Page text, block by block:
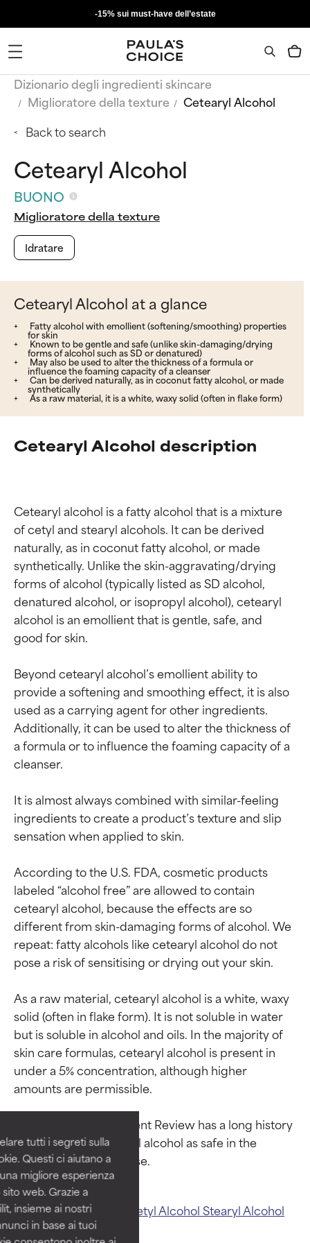
tutti i segreti sulla
Questi ci aiutano a
migliore esperienza
web. Grazie a
insieme ai nostri
in base ai tuoi
-15% sui must-have dell’estate
Dizionario degli ingredienti skincare
Miglioratore della texture
Cetearyl Alcohol
Back to search
Cetearyl Alcohol
BUONO
Miglioratore della texture
Idratare
Cetearyl Alcohol at a glance
Fatty alcohol with emollient (softening/smoothing) properties
for skin
Known to be gentle and safe (unlike skin-damaging/drying
forms of alcohol such as SD or denatured)
May also be used to alter the thickness of a formula or
influence the foaming capacity of a cleanser
Can be derived naturally, as in coconut fatty alcohol, or made
synthetically
As a raw material, it is a white, waxy solid (often in flake form)
Cetearyl Alcohol description
Cetearyl alcohol is a fatty alcohol that is a mixture
of cetyl and stearyl alcohols. It can be derived
naturally, as in coconut fatty alcohol, or made
synthetically. Unlike the skin-aggravating/drying
forms of alcohol (typically listed as SD alcohol,
denatured alcohol, or isopropyl alcohol), cetearyl
alcohol is an emollient that is gentle, safe, and
good for skin.
Beyond cetearyl alcohol’s emollient ability to
provide a softening and smoothing effect, it is also
used as a carrying agent for other ingredients.
Additionally, it can be used to alter the thickness of
a formula or to influence the foaming capacity of a
cleanser.
It is almost always combined with similar-feeling
ingredients to create a product’s texture and slip
sensation when applied to skin.
According to the U.S. FDA, cosmetic products
labeled “alcohol free” are allowed to contain
cetearyl alcohol, because the effects are so
different from skin-damaging forms of alcohol. We
repeat: fatty alcohols like cetearyl alcohol do not
pose a risk of sensitising or drying out your skin.
As a raw material, cetearyl alcohol is a white, waxy
solid (often in flake form). It is not soluble in water
but is soluble in alcohol and oils. In the majority of
skin care formulas, cetearyl alcohol is present in
under a 5% concentration, although higher
amounts are permissible.
The Cosmetic Ingredient Review has a long history
of recognising cetearyl alcohol as safe in the
Related ingredients: Cetyl AlcoholStearyl Alcohol
Fatty AlcoholAlcohol
Valutazione degli
ingredienti
Comprovati e sostenuti da studi
indipendenti. Ingrediente attivo
eccezionale per la maggior
parte dei tipi di pelle o dei
problemi.
BUONO
Valutazione degli
ingredienti
Comprovati e sostenuti da studi
indipendenti. Ingrediente attivo
eccezionale per la maggior
parte dei tipi di pelle o dei
problemi.
BUONO